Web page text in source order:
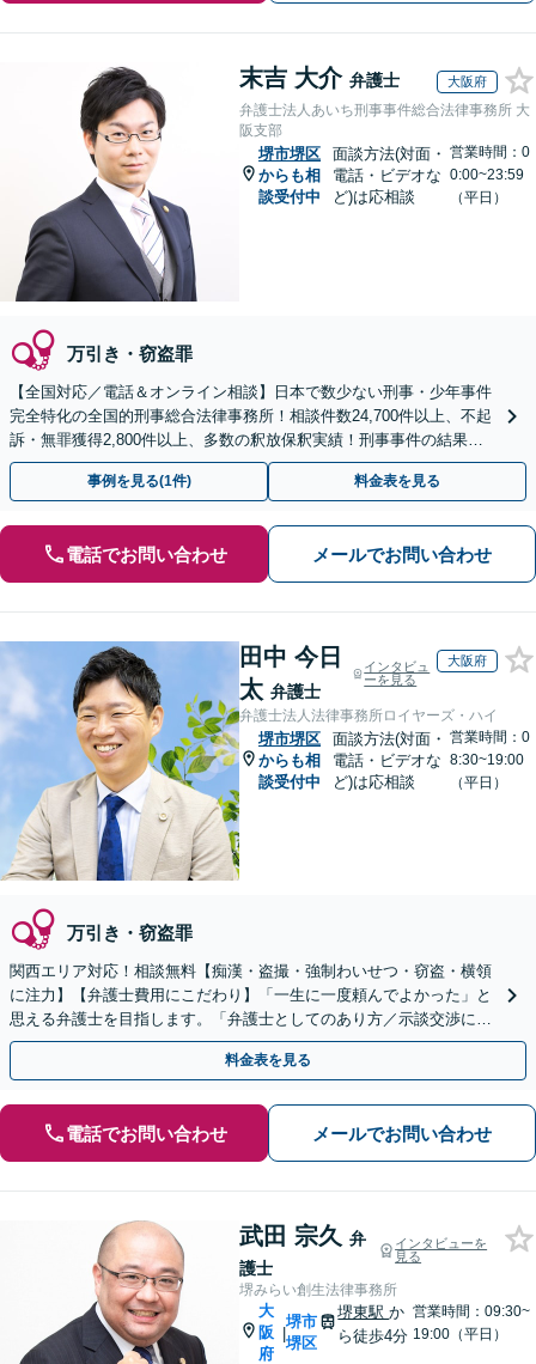
末吉 大介 弁護士 大阪府
弁護士法人あいち刑事事件総合法律事務所 大
阪支部
堺市堺区
からも相
談受付中
面談方法(対面・
電話・ビデオな
ど)は応相談
営業時間：0
0:00~23:59
（平日）
万引き・窃盗罪
【全国対応／電話＆オンライン相談】日本で数少ない刑事・少年事件
完全特化の全国的刑事総合法律事務所！相談件数24,700件以上、不起
訴・無罪獲得2,800件以上、多数の釈放保釈実績！刑事事件の結果は
弁護士の腕次第で変わります【初回相談無料】
事例を見る(1件) 料金表を見る
電話でお問い合わせ メールでお問い合わせ
田中 今日
太 弁護士
インタビュ
ーを見る
大阪府
弁護士法人法律事務所ロイヤーズ・ハイ
堺市堺区
からも相
談受付中
面談方法(対面・
電話・ビデオな
ど)は応相談
営業時間：0
8:30~19:00
（平日）
万引き・窃盗罪
関西エリア対応！相談無料【痴漢・盗撮・強制わいせつ・窃盗・横領
に注力】【弁護士費用にこだわり】「一生に一度頼んでよかった」と
思える弁護士を目指します。「弁護士としてのあり方／示談交渉に義
を」「弁護士費用にこだわる」依頼者に寄り添った金額設定
料金表を見る
電話でお問い合わせ メールでお問い合わせ
武田 宗久 弁
護士
インタビューを
見る
堺みらい創生法律事務所
大
阪
府
|
堺市
堺区
堺東駅か
ら徒歩4分
営業時間：09:30~
19:00（平日）